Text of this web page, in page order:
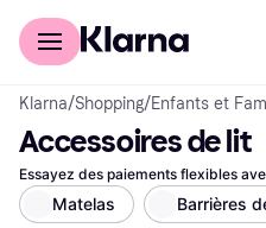
Acheter avec Klarna
Klarna/Shopping/Enfants et
Accessoires de lit
Essayez des paiements flexibles
Matelas Barrières